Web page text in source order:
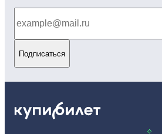
Подписаться